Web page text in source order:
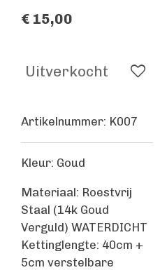
€ 15,00
Uitverkocht
Artikelnummer: K007
Kleur: Goud
Materiaal: Roestvrij
Staal (14k Goud
Verguld) WATERDICHT
Kettinglengte: 40cm +
5cm verstelbare